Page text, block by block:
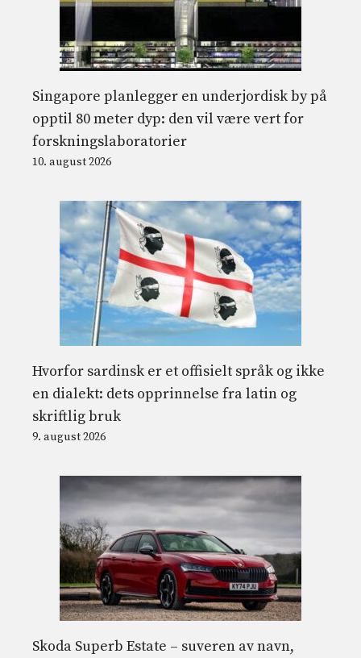
Singapore planlegger en underjordisk by på
opptil 80 meter dyp: den vil være vert for
forskningslaboratorier
10. august 2026
Hvorfor sardinsk er et offisielt språk og ikke
en dialekt: dets opprinnelse fra latin og
skriftlig bruk
9. august 2026
Skoda Superb Estate – suveren av navn,